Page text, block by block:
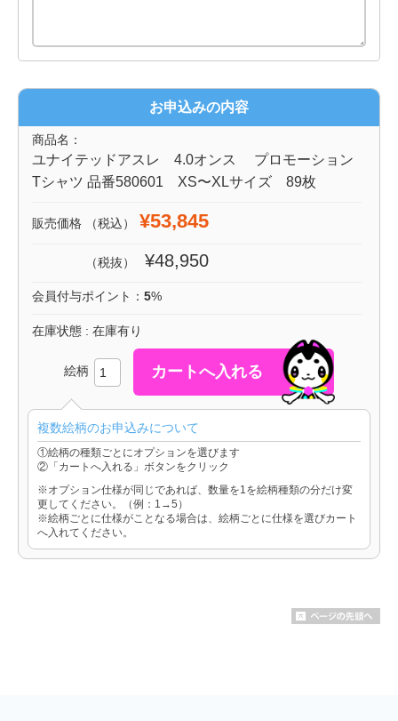
お申込みの内容
商品名：
ユナイテッドアスレ 4.0オンス プロモーション
Tシャツ 品番580601 XS〜XLサイズ 89枚
販売価格 （税込） ¥53,845
（税抜） ¥48,950
会員付与ポイント： 5%
在庫状態 : 在庫有り
絵柄
複数絵柄のお申込みについて
①絵柄の種類ごとにオプションを選びます
②「カートへ入れる」ボタンをクリック
※オプション仕様が同じであれば、数量を1を絵柄種類の分だけ変
更してください。（例：1→5）
※絵柄ごとに仕様がことなる場合は、絵柄ごとに仕様を選びカート
へ入れてください。